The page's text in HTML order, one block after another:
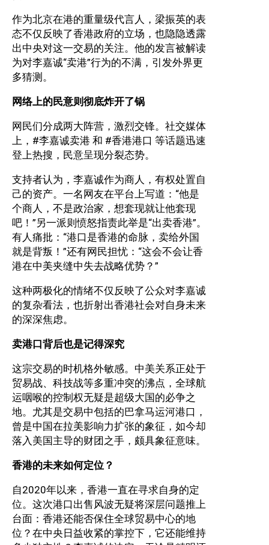
作为北京在港的重量级代言人，梁振英的表
态不仅反映了香港政府的立场，也隐隐透露
出中央对这一交易的关注。他的发言被解读
为对李嘉诚“卖港”行为的不满，引发外界更
多猜测。
网络上的民意则彻底炸开了锅
网民们分成两大阵营，激烈交锋。社交媒体
上，#李嘉诚卖港 和 #香港港口 等话题迅速
登上热搜，民意呈现分裂态势。
支持者认为，李嘉诚作为商人，有权处置自
己的资产。一名网友在平台上写道：“他是
个商人，不是政治家，想套现就让他套现
吧！”另一派则愤怒指责此举是“出卖香港”。
有人痛批：“港口是香港的命脉，卖给外国
就是背叛！”还有网民担忧：“这会不会让香
港在中美夹缝中失去战略优势？”
这种两极化的情绪不仅反映了公众对李嘉诚
的复杂看法，也折射出香港社会对自身未来
的深深焦虑。
卖港口背后也是记得深究
这宗交易的时机格外敏感。中美关系正处于
贸易战、科技战等多重冲突的沸点，全球航
运咽喉的控制权无疑是超级大国的必争之
地。尤其是交易中包括的巴拿马运河港口，
曾是中国在拉美影响力扩张的象征，如今却
落入美国主导的财团之手，颇具象征意味。
香港的未来如何定位？
自2020年以来，香港一直在寻求自身的定
位。这次港口出售风波无疑将深层问题推上
台面：香港还能否保住全球贸易中心的地
位？在中央日益收紧的掌控下，它还能维持